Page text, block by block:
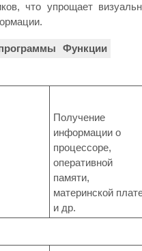
что упрощает
Функции
Получение
информации о
процессоре,
оперативной
памяти,
материнской
и др.